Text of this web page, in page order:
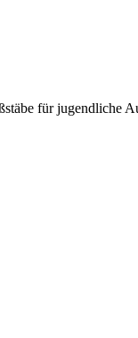
für jugendliche